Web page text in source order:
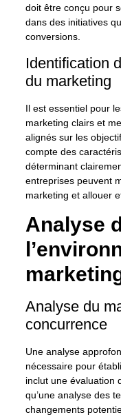
doit être conçu pour
dans des initiatives
conversions.
Identification
du marketing
Il est essentiel pour
marketing clairs et
alignés sur les
compte des
déterminant
entreprises peuvent
marketing et allouer
Analyse
Analyse du
concurrence
Une analyse
nécessaire pour
inclut une évaluation
qu’une analyse des
changements